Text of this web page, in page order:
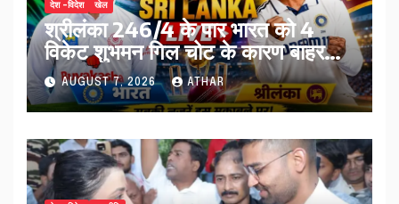
देश -विदेश खेल
श्रीलंका 246/4 के पार भारत को 4
विकेट शुभमन गिल चोट के कारण बाहर…
AUGUST 7, 2026 ATHAR